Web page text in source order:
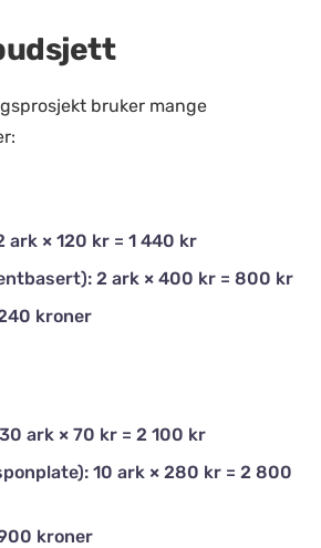
bruker mange
ark × 120 kr = 1 440 kr
2 ark × 400 kr = 800 kr
kroner
ark × 70 kr = 2 100 kr
10 ark × 280 kr = 2 800
kroner